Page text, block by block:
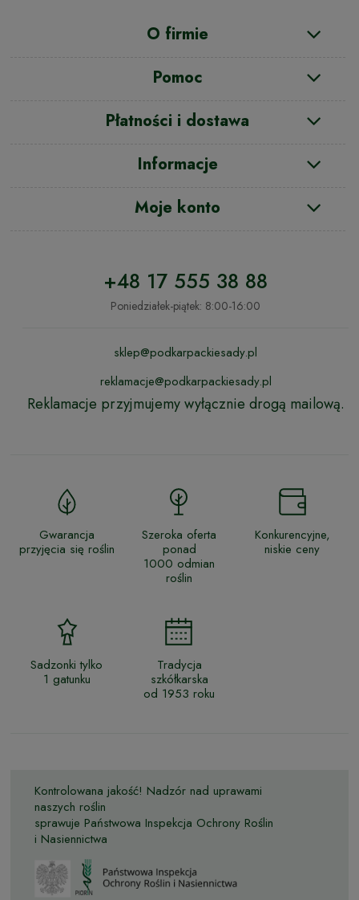
O firmie
Pomoc
Płatności i dostawa
Informacje
Moje konto
+48 17 555 38 88
Poniedziałek-piątek: 8:00-16:00
sklep@podkarpackiesady.pl
reklamacje@podkarpackiesady.pl
Reklamacje przyjmujemy wyłącznie drogą mailową.
Gwarancja
przyjęcia się roślin
Szeroka oferta
ponad
1000 odmian
roślin
Konkurencyjne,
niskie ceny
Sadzonki tylko
1 gatunku
Tradycja
szkółkarska
od 1953 roku
Kontrolowana jakość! Nadzór nad uprawami
naszych roślin
sprawuje Państwowa Inspekcja Ochrony Roślin
i Nasiennictwa